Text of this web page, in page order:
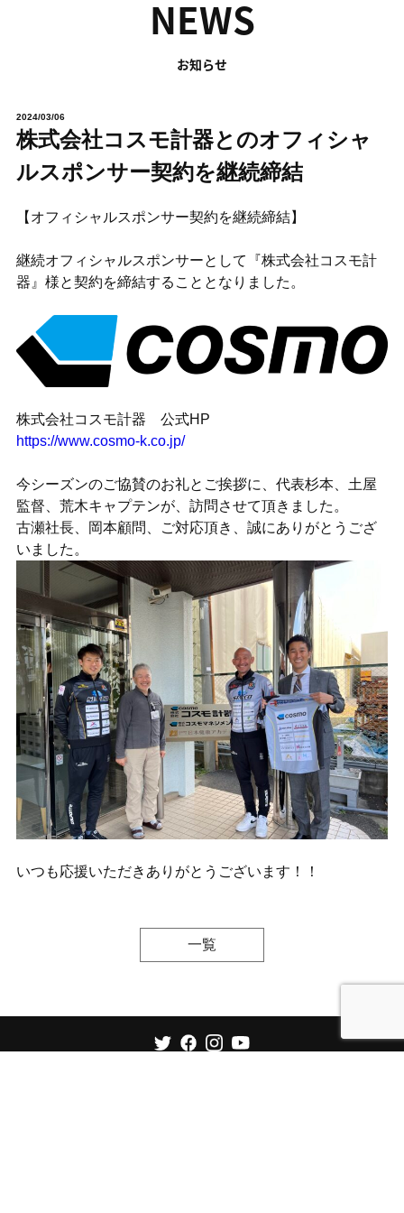
NEWS
お知らせ
2024/03/06
株式会社コスモ計器とのオフィシャ
ルスポンサー契約を継続締結
【オフィシャルスポンサー契約を継続締結】
継続オフィシャルスポンサーとして『株式会社コスモ計
器』様と契約を締結することとなりました。
株式会社コスモ計器 公式HP
https://www.cosmo-k.co.jp/
今シーズンのご協賛のお礼とご挨拶に、代表杉本、土屋
監督、荒木キャプテンが、訪問させて頂きました。
古瀬社長、岡本顧問、ご対応頂き、誠にありがとうござ
いました。
いつも応援いただきありがとうございます！！
一覧